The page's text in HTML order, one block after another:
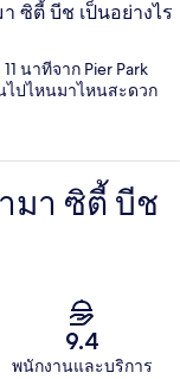
ซิตี้ บีช เป็นอย่างไร
นาทีจาก Pier Park
ไปไหนมาไหนสะดวก
มา ซิตี้ บีช
9.4
พนักงานและบริการ